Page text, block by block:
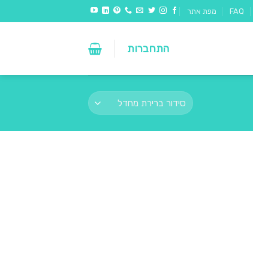
FAQ מפת אתר
התחברות